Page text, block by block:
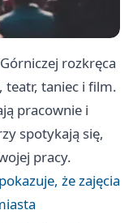
rozkręca
teatr, taniec i film.
pracownie i
spotykają się,
pracy.
że zajęcia